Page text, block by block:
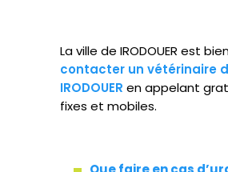
La ville de IRODOUER est
contacter un vétérinaire
IRODOUER en appelant
fixes et mobiles.